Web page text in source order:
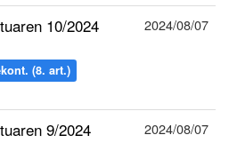
10/2024
(8. art.)
2024/08/07
9/2024
2024/08/07